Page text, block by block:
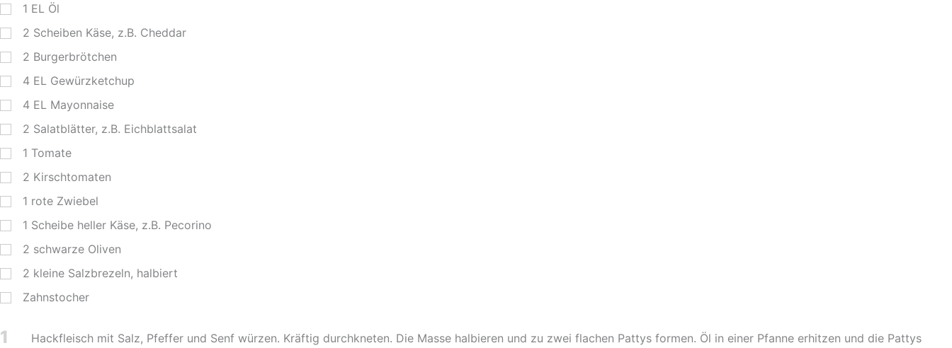
1 EL Öl
2 Scheiben Käse, z.B. Cheddar
2 Burgerbrötchen
4 EL Gewürzketchup
4 EL Mayonnaise
2 Salatblätter, z.B. Eichblattsalat
1 Tomate
2 Kirschtomaten
1 rote Zwiebel
1 Scheibe heller Käse, z.B. Pecorino
2 schwarze Oliven
2 kleine Salzbrezeln, halbiert
Zahnstocher
1
Hackfleisch mit Salz, Pfeffer und Senf würzen. Kräftig durchkneten. Die Masse halbieren und zu zwei flachen Pattys formen. Öl in einer Pfanne erhitzen und die Pattys